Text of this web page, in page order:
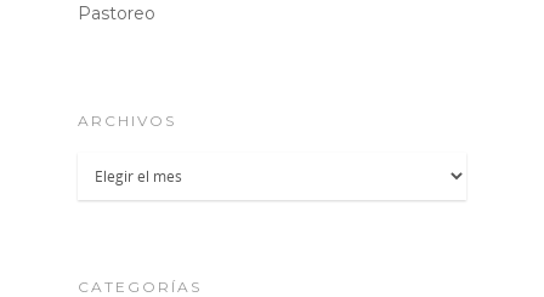
Pastoreo
ARCHIVOS
Archivos
CATEGORÍAS